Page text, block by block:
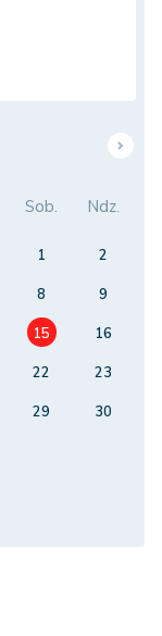
Sob. Ndz.
1
2
8
9
15
16
22
23
29
30